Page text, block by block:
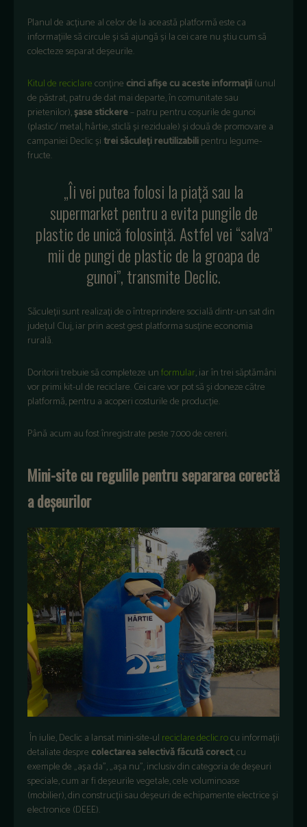
Planul de acțiune al celor de la această platformă este ca
informațiile să circule și să ajungă și la cei care nu știu cum să
colecteze separat deșeurile.
Kitul de reciclareconține cinci afișe cu aceste informații(unul
de păstrat, patru de dat mai departe, în comunitate sau
prietenilor),șase stickere– patru pentru coșurile de gunoi
(plastic/ metal, hârtie, sticlă și reziduale) și două de promovare a
campaniei Declic și trei săculeți reutilizabilipentru legume-
fructe.
„Îi vei putea folosi la piață sau la
supermarket pentru a evita pungile de
plastic de unică folosință. Astfel vei “salva”
mii de pungi de plastic de la groapa de
gunoi”, transmite Declic.
Săculeții sunt realizați de o întreprindere socială dintr-un sat din
județul Cluj, iar prin acest gest platforma susține economia
rurală.
Doritorii trebuie să completeze unformular, iar în trei săptămâni
vor primi kit-ul de reciclare. Cei care vor pot să și doneze către
platformă, pentru a acoperi costurile de producție.
Până acum au fost înregistrate peste 7.000 de cereri.
Mini-site cu regulile pentru separarea corectă
a deșeurilor
În iulie, Declic a lansat mini-site-ul reciclare.declic.rocu informații
detaliate despre colectarea selectivă făcută corect, cu
exemple de „așa da”, „așa nu”, inclusiv din categoria de deșeuri
speciale, cum ar fi deșeurile vegetale, cele voluminoase
(mobilier), din construcții sau deșeuri de echipamente electrice și
electronice (DEEE).